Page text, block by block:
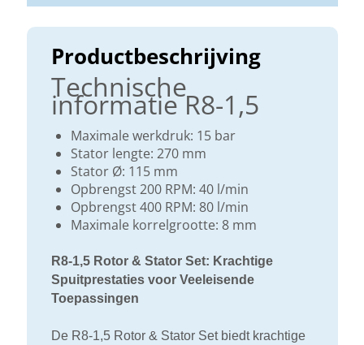
Productbeschrijving
Technische
informatie R8-1,5
Maximale werkdruk: 15 bar
Stator lengte: 270 mm
Stator Ø: 115 mm
Opbrengst 200 RPM: 40 l/min
Opbrengst 400 RPM: 80 l/min
Maximale korrelgrootte: 8 mm
R8-1,5 Rotor & Stator Set: Krachtige
Spuitprestaties voor Veeleisende
Toepassingen
De R8-1,5 Rotor & Stator Set biedt krachtige